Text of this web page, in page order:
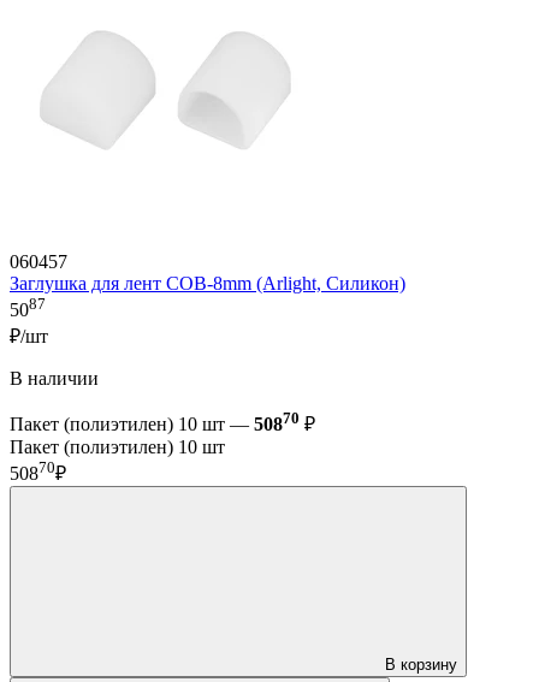
060457
Заглушка для лент COB-8mm (Arlight, Силикон)
5087
₽/шт
В наличии
Пакет (полиэтилен) 10 шт — 50870 ₽
Пакет (полиэтилен) 10 шт
50870₽
В корзину